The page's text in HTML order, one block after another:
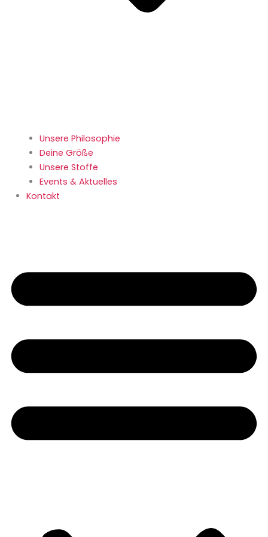
Unsere Philosophie
Deine Größe
Unsere Stoffe
Events & Aktuelles
Kontakt